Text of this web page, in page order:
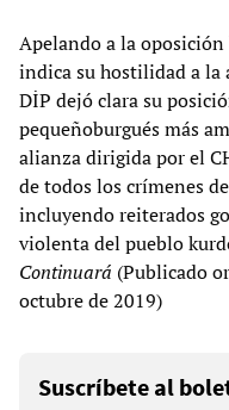
Apelando a la oposición
indica su hostilidad a la
DİP dejó clara su
pequeñoburgués más
alianza dirigida por el
de todos los crímenes
incluyendo reiterados
violenta del pueblo
Continuará (Publicado
octubre de 2019)
Suscríbete al